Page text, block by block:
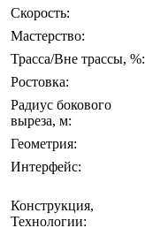
Скорость:
Мастерство:
Трасса/Вне трассы, %:
Ростовка:
Радиус бокового
выреза, м:
Геометрия:
Интерфейс:
Конструкция,
Технологии: